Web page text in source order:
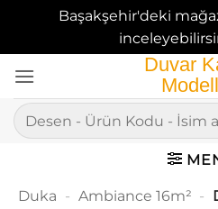
Başakşehir'deki
atla
Ara:
Duka - Ambiance 16m² -